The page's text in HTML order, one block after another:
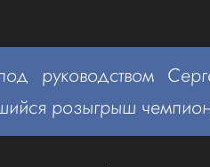
руководством
розыгрыш